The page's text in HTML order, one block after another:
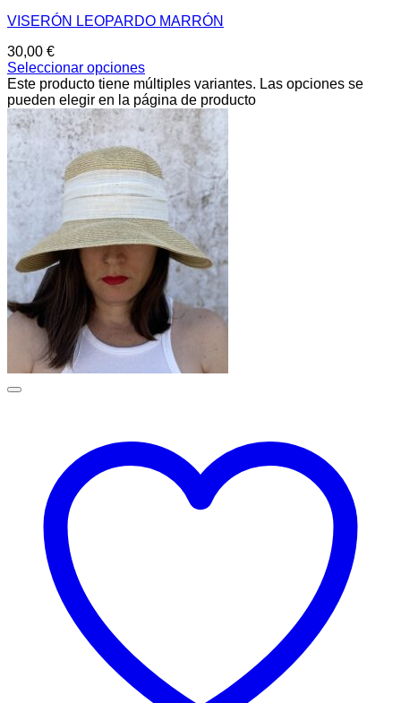
VISERÓN LEOPARDO MARRÓN
30,00 €
Seleccionar opciones
Este producto tiene múltiples variantes. Las opciones se
pueden elegir en la página de producto